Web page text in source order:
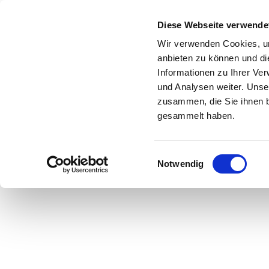
Diese Webseite
Wir verwenden Cookies,
anbieten zu können und
Informationen zu Ihrer
und Analysen weiter.
zusammen, die Sie ihnen
gesammelt haben.
Einwilligungsauswahl
Notwendig
Über uns Leistungen
Hier geht es zu